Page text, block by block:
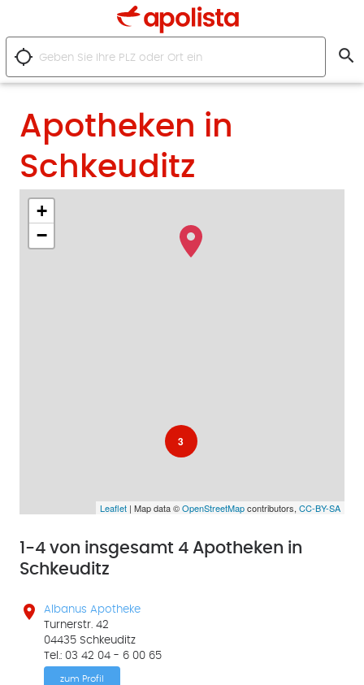
location_searching search
Apotheken in
Schkeuditz
3
+
−
Leaflet | Map data ©OpenStreetMapcontributors,CC-BY-SA
1-4 von insgesamt 4 Apotheken in
Schkeuditz

Albanus Apotheke
Turnerstr. 42
04435 Schkeuditz
Tel.: 03 42 04 - 6 00 65
zum Profil